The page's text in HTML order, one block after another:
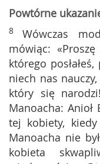
Powtórne
8Wówczas
mówiąc:
którego
niech nas
który się
Manoacha: Anioł
tej kobiety,
Manoacha nie
kobieta